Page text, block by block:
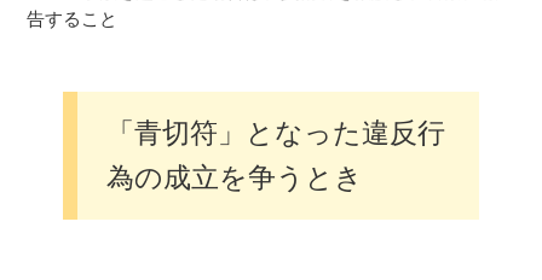
告すること
「青切符」となった違反行
為の成立を争うとき